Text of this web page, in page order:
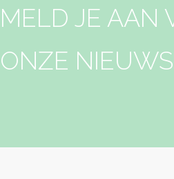
MELD JE AAN
ONZE